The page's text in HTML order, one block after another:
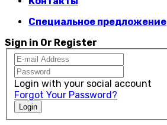
Специальное предложение
Sign in Or Register
Login with your social account
Forgot Your Password?
Login